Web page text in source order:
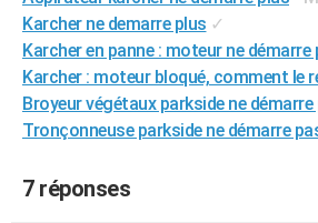
COPAINS D'AVANT
S'inscrire
Se connecter
Lycées
Collèges
Primaires
Universités
Entreprises
Service militaire
Avis de recherche
AVIS DE DÉCÈS
FORUM
Karcher ne demarre plus ✓
Karcher en panne : moteur ne démarre
Karcher : moteur bloqué, comment le
Broyeur végétaux parkside ne démarre
Tronçonneuse parkside ne démarre
7 réponses